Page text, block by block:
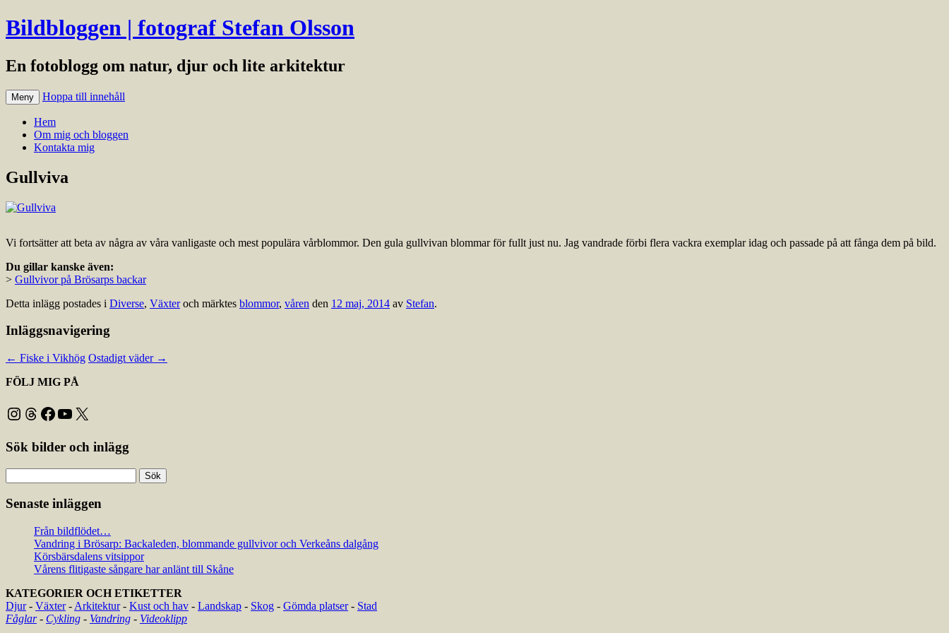
Bildbloggen | fotograf Stefan Olsson
En fotoblogg om natur, djur och lite arkitektur
Meny Hoppa till innehåll
Hem
Om mig och bloggen
Kontakta mig
Gullviva
Vi fortsätter att beta av några av våra vanligaste och mest populära vårblommor. Den gula gullvivan blommar för fullt just nu. Jag vandrade förbi flera vackra exemplar idag och passade på att fånga dem på bild.
Du gillar kanske även:
> Gullvivor på Brösarps backar
Detta inlägg postades i Diverse, Växteroch märktes blommor, våren den 12 maj, 2014 av Stefan.
Inläggsnavigering
← Fiske i Vikhög Ostadigt väder →
FÖLJ MIG PÅ
Instagram
Threads
Facebook
YouTube
X
Sök bilder och inlägg
efter:
Senaste inläggen
Från bildflödet…
Vandring i Brösarp: Backaleden, blommande gullvivor och Verkeåns dalgång
Körsbärsdalens vitsippor
Vårens flitigaste sångare har anlänt till Skåne
KATEGORIER OCH ETIKETTER
Djur- Växter- Arkitektur- Kust och hav - Landskap - Skog - Gömda platser- Stad
Fåglar- Cykling - Vandring - Videoklipp